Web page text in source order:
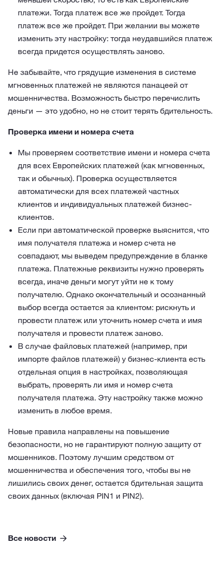
платежи. Тогда платеж все же пройдет. Тогда
платеж все же пройдет. При желании вы можете
изменить эту настройку: тогда неудавшийся платеж
всегда придется осуществлять заново.
Не забывайте, что грядущие изменения в системе
мгновенных платежей не являются панацеей от
мошенничества. Возможность быстро перечислить
деньги — это удобно, но не стоит терять бдительность.
Проверка имени и номера счета
Мы проверяем соответствие имени и номера счета
для всех Европейских платежей (как мгновенных,
так и обычных). Проверка осуществляется
автоматически для всех платежей частных
клиентов и индивидуальных платежей бизнес-
клиентов.
Если при автоматической проверке выяснится, что
имя получателя платежа и номер счета не
совпадают, мы выведем предупреждение в бланке
платежа. Платежные реквизиты нужно проверять
всегда, иначе деньги могут уйти не к тому
получателю. Однако окончательный и осознанный
выбор всегда остается за клиентом: рискнуть и
провести платеж или уточнить номер счета и имя
получателя и провести платеж заново.
В случае файловых платежей (например, при
импорте файлов платежей) у бизнес-клиента есть
отдельная опция в настройках, позволяющая
выбрать, проверять ли имя и номер счета
получателя платежа. Эту настройку также можно
изменить в любое время.
Новые правила направлены на повышение
безопасности, но не гарантируют полную защиту от
мошенников. Поэтому лучшим средством от
мошенничества и обеспечения того, чтобы вы не
лишились своих денег, остается бдительная защита
своих данных (включая PIN1 и PIN2).
Все новости